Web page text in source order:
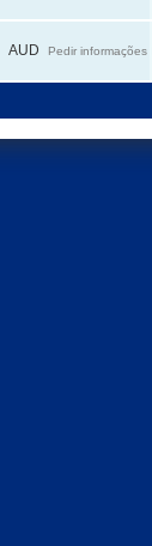
AUD Pedir informações